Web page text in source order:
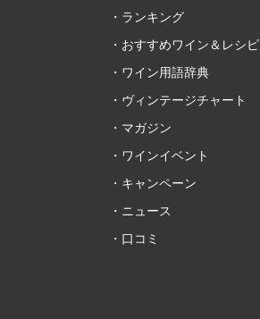
ランキング
おすすめワイン＆レシピ
ワイン用語辞典
ヴィンテージチャート
マガジン
ワインイベント
キャンペーン
ニュース
口コミ